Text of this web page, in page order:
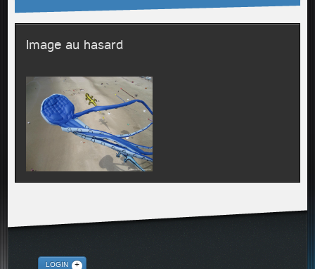
Image au hasard
LOGIN